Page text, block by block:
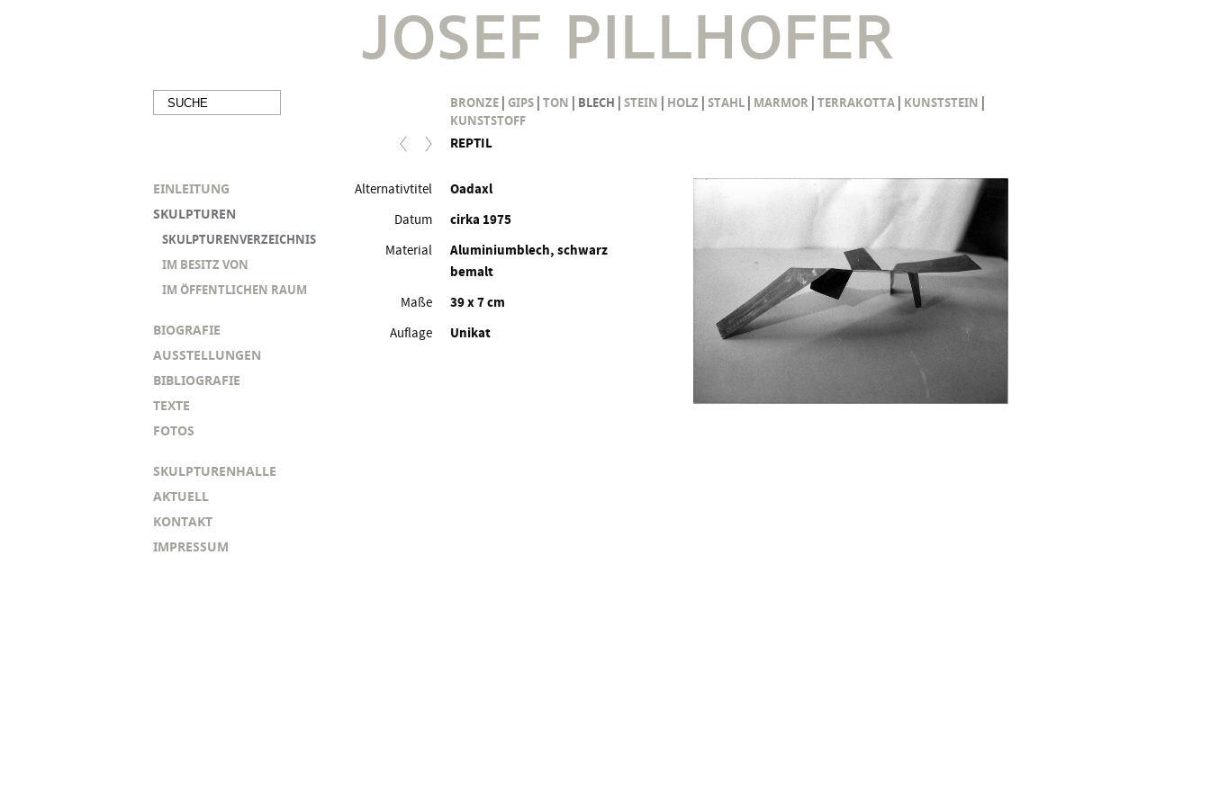
BRONZE| GIPS| TON | BLECH | STEIN | HOLZ | STAHL| MARMOR| TERRAKOTTA| KUNSTSTEIN |
KUNSTSTOFF
REPTIL
EINLEITUNG
SKULPTUREN
SKULPTURENVERZEICHNIS
IM BESITZ VON
IM ÖFFENTLICHEN RAUM
BIOGRAFIE
AUSSTELLUNGEN
BIBLIOGRAFIE
TEXTE
FOTOS
SKULPTURENHALLE
AKTUELL
KONTAKT
IMPRESSUM
Alternativtitel
Oadaxl
Datum
cirka 1975
Material
Aluminiumblech, schwarz
bemalt
Maße
39 x 7 cm
Auflage
Unikat